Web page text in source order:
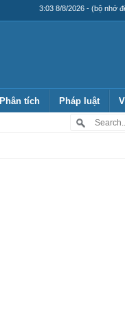
3:03 8/8/2026 - (bộ nhớ
Phân tích Pháp luật